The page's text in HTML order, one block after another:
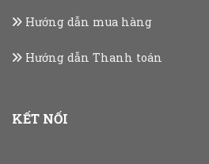
Hướng dẫn mua hàng
Hướng dẫn Thanh toán
KẾT NỐI